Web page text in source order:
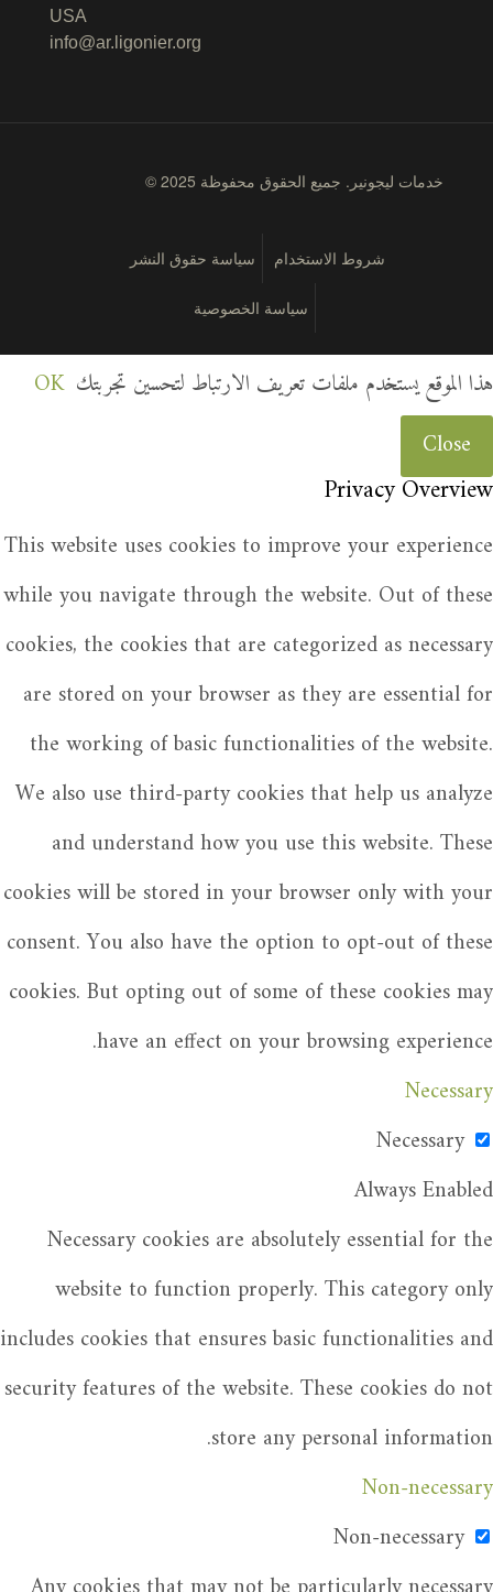
USA
info@ar.ligonier.org
© 2025 خدمات ليجونير. جميع الحقوق محفوظة
شروط الاستخدام سياسة حقوق النشر
سياسة الخصوصية
هذا الموقع يستخدم ملفات تعريف الارتباط لتحسين تجربتك OK
Close
Privacy Overview
This website uses cookies to improve your experience
while you navigate through the website. Out of these
cookies, the cookies that are categorized as necessary
are stored on your browser as they are essential for
the working of basic functionalities of the website.
We also use third-party cookies that help us analyze
and understand how you use this website. These
cookies will be stored in your browser only with your
consent. You also have the option to opt-out of these
cookies. But opting out of some of these cookies may
have an effect on your browsing experience.
Necessary
Necessary
Always Enabled
Necessary cookies are absolutely essential for the
website to function properly. This category only
includes cookies that ensures basic functionalities and
security features of the website. These cookies do not
store any personal information.
Non-necessary
Non-necessary